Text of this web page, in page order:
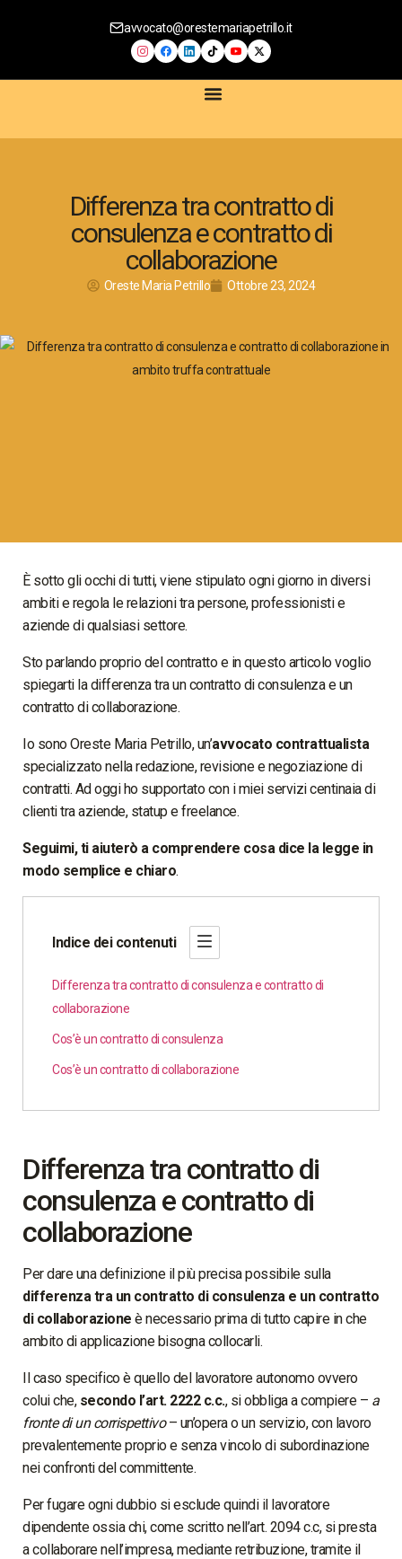
avvocato@orestemariapetrillo.it
Differenza tra contratto di
consulenza e contratto di
collaborazione
Oreste Maria Petrillo Ottobre 23, 2024
È sotto gli occhi di tutti, viene stipulato ogni giorno in diversi
ambiti e regola le relazioni tra persone, professionisti e
aziende di qualsiasi settore.
Sto parlando proprio del contratto e in questo articolo voglio
spiegarti la differenza tra un contratto di consulenza e un
contratto di collaborazione.
Io sono Oreste Maria Petrillo, un’avvocato contrattualista
specializzato nella redazione, revisione e negoziazione di
contratti. Ad oggi ho supportato con i miei servizi centinaia di
clienti tra aziende, statup e freelance.
Seguimi, ti aiuterò a comprendere cosa dice la legge in
modo semplice e chiaro.
Indice dei contenuti
Differenza tra contratto di consulenza e contratto di
collaborazione
Cos’è un contratto di consulenza
Cos’è un contratto di collaborazione
Differenza tra contratto di
consulenza e contratto di
collaborazione
Per dare una definizione il più precisa possibile sulla
differenza tra un contratto di consulenza e un contratto
di collaborazione è necessario prima di tutto capire in che
ambito di applicazione bisogna collocarli.
Il caso specifico è quello del lavoratore autonomo ovvero
colui che, secondo l’art. 2222 c.c., si obbliga a compiere – a
fronte di un corrispettivo– un’opera o un servizio, con lavoro
prevalentemente proprio e senza vincolo di subordinazione
nei confronti del committente.
Per fugare ogni dubbio si esclude quindi il lavoratore
dipendente ossia chi, come scritto nell’art. 2094 c.c, si presta
a collaborare nell’impresa, mediante retribuzione, tramite il